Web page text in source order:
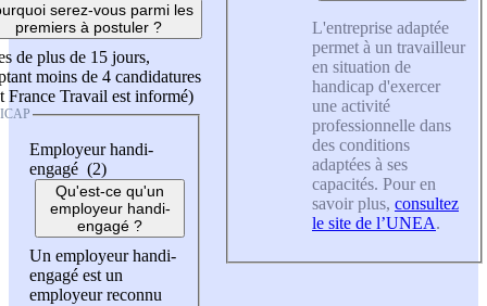
serez-vous parmi les
premiers à postuler ?
de plus de 15 jours,
moins de 4 candidatures
France Travail est informé)
Employeur handi-
engagé (2)
Qu'est-ce qu'un
employeur handi-
engagé ?
Un employeur handi-
engagé est un
employeur reconnu
L'entreprise adaptée
permet à un travailleur
en situation de
handicap d'exercer
une activité
professionnelle dans
des conditions
adaptées à ses
capacités. Pour en
savoir plus, consultez
le site de l’UNEA.